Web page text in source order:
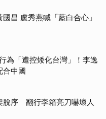
昌 盧秀燕喊「藍白合心」
為「遭控矮化台灣」！李逸
合中國
脫序 翻行李箱亮刀嚇壞人